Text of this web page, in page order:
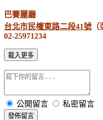
巴賽麗廳
台北市民權東路二段41號（
02-25971234
載入更多
公開留言 私密留言
發佈留言